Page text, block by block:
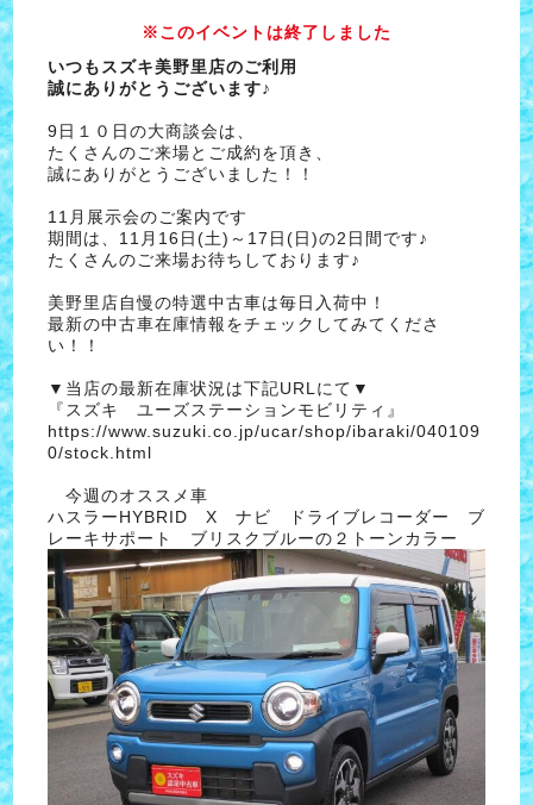
※このイベントは終了しました
いつもスズキ美野里店のご利用
誠にありがとうございます♪
9日１０日の大商談会は、
たくさんのご来場とご成約を頂き、
誠にありがとうございました！！
11月展示会のご案内です
期間は、11月16日(土)～17日(日)の2日間です♪
たくさんのご来場お待ちしております♪
美野里店自慢の特選中古車は毎日入荷中！
最新の中古車在庫情報をチェックしてみてくださ
い！！
▼当店の最新在庫状況は下記URLにて▼
『スズキ ユーズステーションモビリティ』
https://www.suzuki.co.jp/ucar/shop/ibaraki/040109
0/stock.html
今週のオススメ車
ハスラーHYBRID X ナビ ドライブレコーダー ブ
レーキサポート ブリスクブルーの２トーンカラー